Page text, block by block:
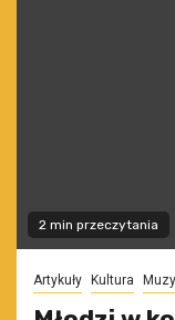
2 min przeczytania
Artykuły Kultura